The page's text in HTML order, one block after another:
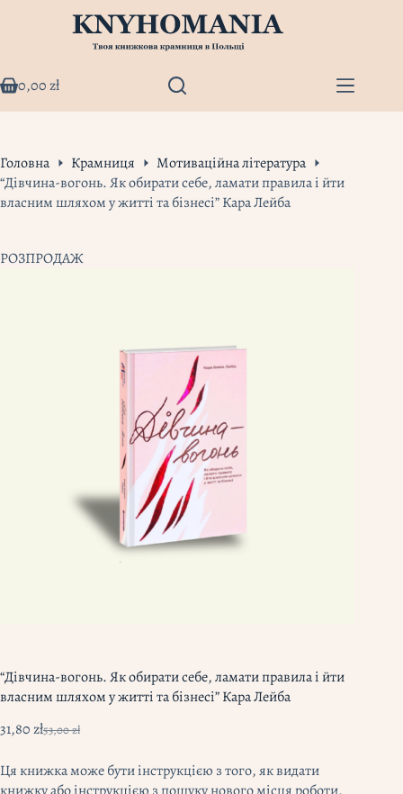
Кошик
0,00zł
Головна Крамниця
Мотиваційна література
“Дівчина-вогонь. Як обирати себе, ламати правила і йти
власним шляхом у житті та бізнесі” Кара Лейба
РОЗПРОДАЖ
“Дівчина-вогонь. Як обирати себе, ламати правила і йти
власним шляхом у житті та бізнесі” Кара Лейба
53,00zł
Оригінальна
53,00 zł.
31,80złПоточна
31,80 zł.
Ця книжка може бути інструкцією з того, як видати